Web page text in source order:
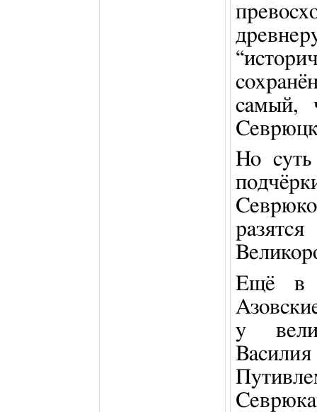
самый,
Но
Ещё в
у